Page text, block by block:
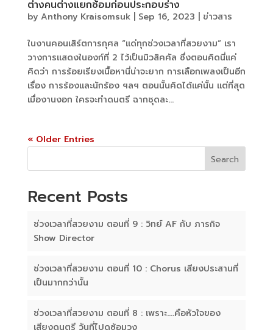
ต่างคนต่างแยกซ้อมก่อนประกอบร่าง
by Anthony Kraisomsuk| Sep 16, 2023 ข่าวสาร
ในงานคอนเสิร์ตการกุศล “แด่ทุกช่วงเวลาที่สวยงาม” เรา
วางการแสดงในองก์ที่ 2 ไว้เป็นมิวสิคคัล ซึ่งตอนคิดนี่แค่
คิดว่า การร้อยเรียงเนื้อหานี่น่าจะยาก การเลือกเพลงเป็นอีก
เรื่อง การร้องและนักร้อง ฯลฯ ตอนนั้นคิดได้แค่นั้น แต่ที่สุด
เมื่องานงอก ใครจะทำดนตรี ฉากชุดละ...
« Older Entries
Search
Recent Posts
ช่วงเวลาที่สวยงาม ตอนที่ 9 : วิทย์ AF กับ ภารกิจ
Show Director
ช่วงเวลาที่สวยงาม ตอนที่ 10 : Chorus เสียงประสานที่
เป็นมากกว่านั้น
ช่วงเวลาที่สวยงาม ตอนที่ 8 : เพราะ….คือหัวใจของ
เสียงดนตรี วันที่ไปดูซ้อมวง